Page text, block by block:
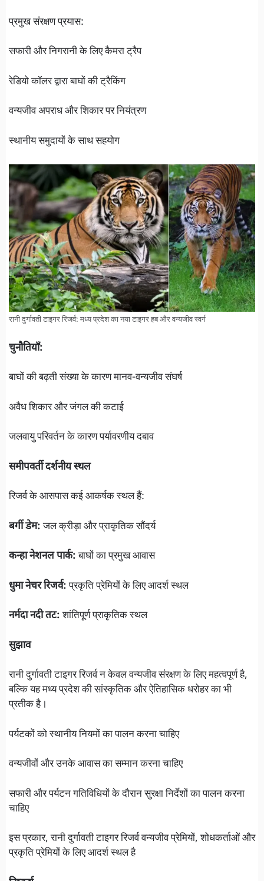
प्रमुख संरक्षण प्रयास:
सफारी और निगरानी के लिए कैमरा ट्रैप
रेडियो कॉलर द्वारा बाघों की ट्रैकिंग
वन्यजीव अपराध और शिकार पर नियंत्रण
स्थानीय समुदायों के साथ सहयोग
रानी दुर्गावती टाइगर रिजर्व: मध्य प्रदेश का नया टाइगर हब और वन्यजीव स्वर्ग
चुनौतियाँ:
बाघों की बढ़ती संख्या के कारण मानव-वन्यजीव संघर्ष
अवैध शिकार और जंगल की कटाई
जलवायु परिवर्तन के कारण पर्यावरणीय दबाव
समीपवर्ती दर्शनीय स्थल
रिजर्व के आसपास कई आकर्षक स्थल हैं:
बर्गी डेम:जल क्रीड़ा और प्राकृतिक सौंदर्य
कन्हा नेशनल पार्क:बाघों का प्रमुख आवास
धुमा नेचर रिजर्व:प्रकृति प्रेमियों के लिए आदर्श स्थल
नर्मदा नदी तट:शांतिपूर्ण प्राकृतिक स्थल
सुझाव
रानी दुर्गावती टाइगर रिजर्व न केवल वन्यजीव संरक्षण के लिए महत्वपूर्ण है,
बल्कि यह मध्य प्रदेश की सांस्कृतिक और ऐतिहासिक धरोहर का भी
प्रतीक है।
पर्यटकों को स्थानीय नियमों का पालन करना चाहिए
वन्यजीवों और उनके आवास का सम्मान करना चाहिए
सफारी और पर्यटन गतिविधियों के दौरान सुरक्षा निर्देशों का पालन करना
चाहिए
इस प्रकार, रानी दुर्गावती टाइगर रिजर्व वन्यजीव प्रेमियों, शोधकर्ताओं और
प्रकृति प्रेमियों के लिए आदर्श स्थल है